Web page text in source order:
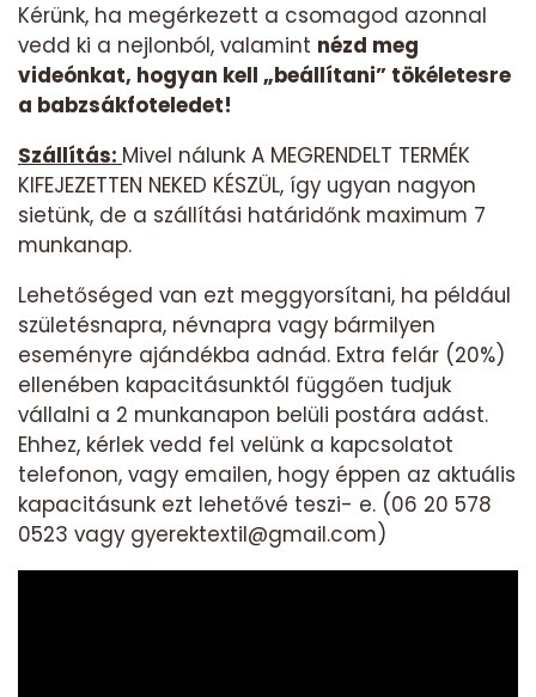
Kérünk, ha megérkezett a csomagod azonnal
vedd ki a nejlonból, valamint nézd meg
videónkat, hogyan kell „beállítani” tökéletesre
a babzsákfoteledet!
Szállítás: Mivel nálunk A MEGRENDELT TERMÉK
KIFEJEZETTEN NEKED KÉSZÜL, így ugyan nagyon
sietünk, de a szállítási határidőnk maximum 7
munkanap.
Lehetőséged van ezt meggyorsítani, ha például
születésnapra, névnapra vagy bármilyen
eseményre ajándékba adnád. Extra felár (20%)
ellenében kapacitásunktól függően tudjuk
vállalni a 2 munkanapon belüli postára adást.
Ehhez, kérlek vedd fel velünk a kapcsolatot
telefonon, vagy emailen, hogy éppen az aktuális
kapacitásunk ezt lehetővé teszi- e. (06 20 578
0523 vagy gyerektextil@gmail.com)